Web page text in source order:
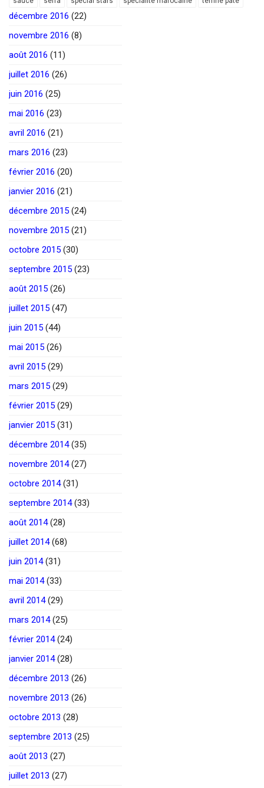
décembre 2016 (22)
novembre 2016 (8)
août 2016 (11)
juillet 2016 (26)
juin 2016 (25)
mai 2016 (23)
avril 2016 (21)
mars 2016 (23)
février 2016 (20)
janvier 2016 (21)
décembre 2015 (24)
novembre 2015 (21)
octobre 2015 (30)
septembre 2015 (23)
août 2015 (26)
juillet 2015 (47)
juin 2015 (44)
mai 2015 (26)
avril 2015 (29)
mars 2015 (29)
février 2015 (29)
janvier 2015 (31)
décembre 2014(35)
novembre 2014(27)
octobre 2014(31)
septembre 2014(33)
août 2014(28)
juillet 2014(68)
juin 2014(31)
mai 2014(33)
avril 2014(29)
mars 2014(25)
février 2014(24)
janvier 2014(28)
décembre 2013 (26)
novembre 2013 (26)
octobre 2013 (28)
septembre 2013 (25)
août 2013 (27)
juillet 2013 (27)